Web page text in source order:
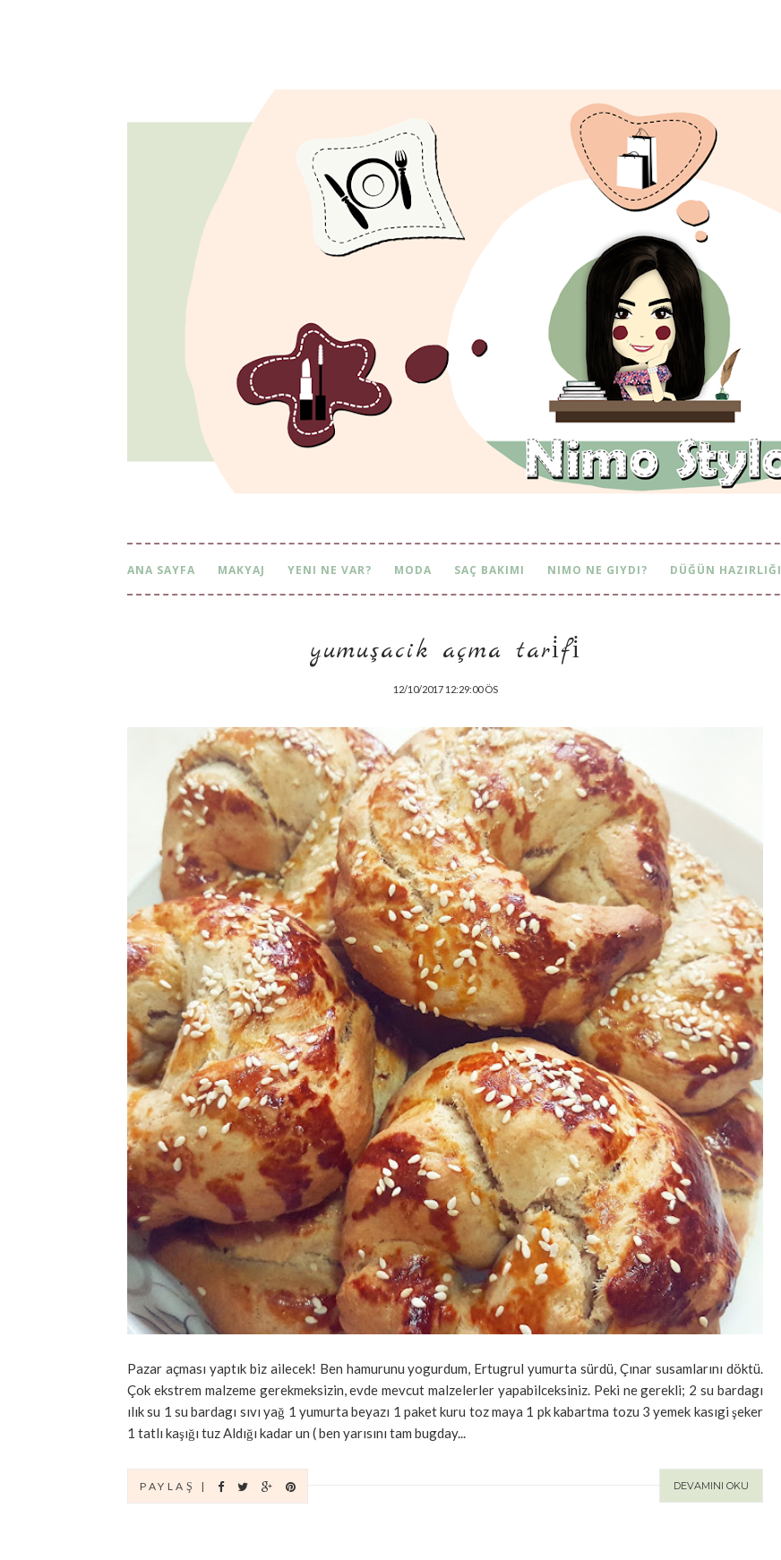
ANA SAYFA MAKYAJ YENI NE VAR? MODA SAÇ BAKIMI NIMO NE GIYDI? DÜĞÜN HAZIRLIĞI
yumuşacik açma tari̇fi̇
12/10/2017 12:29:00 ÖS
Pazar açması yaptık biz ailecek! Ben hamurunu yogurdum, Ertugrul yumurta sürdü, Çınar susamlarını döktü.
Çok ekstrem malzeme gerekmeksizin, evde mevcut malzelerler yapabilceksiniz. Peki ne gerekli; 2 su bardagı
ılık su 1 su bardagı sıvı yağ 1 yumurta beyazı 1 paket kuru toz maya 1 pk kabartma tozu 3 yemek kasıgi şeker
1 tatlı kaşığı tuz Aldığı kadar un ( ben yarısını tam bugday...
DEVAMINI OKU
PAYLAŞ |